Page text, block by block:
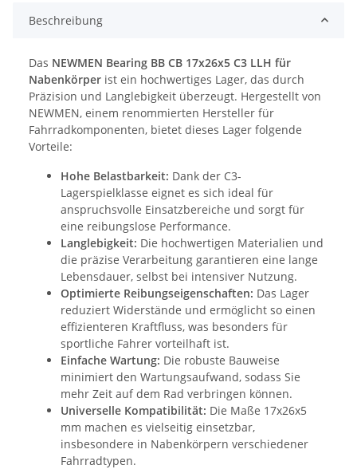
Beschreibung
Das NEWMEN Bearing BB CB 17x26x5 C3 LLH für
Nabenkörper ist ein hochwertiges Lager, das durch
Präzision und Langlebigkeit überzeugt. Hergestellt von
NEWMEN, einem renommierten Hersteller für
Fahrradkomponenten, bietet dieses Lager folgende
Vorteile:
Hohe Belastbarkeit: Dank der C3-
Lagerspielklasse eignet es sich ideal für
anspruchsvolle Einsatzbereiche und sorgt für
eine reibungslose Performance.
Langlebigkeit: Die hochwertigen Materialien und
die präzise Verarbeitung garantieren eine lange
Lebensdauer, selbst bei intensiver Nutzung.
Optimierte Reibungseigenschaften: Das Lager
reduziert Widerstände und ermöglicht so einen
effizienteren Kraftfluss, was besonders für
sportliche Fahrer vorteilhaft ist.
Einfache Wartung: Die robuste Bauweise
minimiert den Wartungsaufwand, sodass Sie
mehr Zeit auf dem Rad verbringen können.
Universelle Kompatibilität: Die Maße 17x26x5
mm machen es vielseitig einsetzbar,
insbesondere in Nabenkörpern verschiedener
Fahrradtypen.